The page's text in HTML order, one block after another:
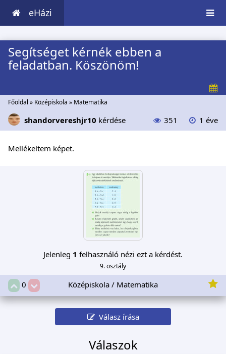
eHázi
Segítséget kérnék ebben a
feladatban. Köszönöm!
Főoldal » Középiskola » Matematika
shandorvereshjr10 kérdése 351 1 éve
Mellékeltem képet.
Jelenleg 1 felhasználó nézi ezt a kérdést.
9. osztály
0 Középiskola / Matematika
Válasz írása
Válaszok